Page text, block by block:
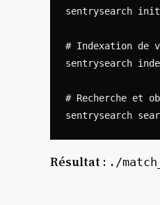
sentrysearch init
# Indexation de
sentrysearch
# Recherche et
Résultat : ./